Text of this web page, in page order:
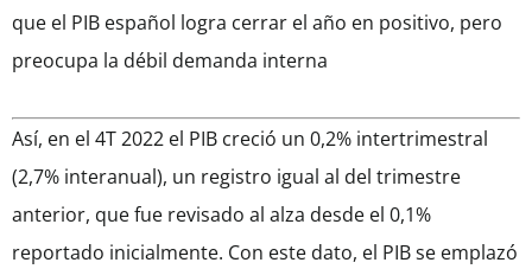
que el PIB español logra cerrar el año en positivo, pero
preocupa la débil demanda interna
Así, en el 4T 2022 el PIB creció un 0,2% intertrimestral
(2,7% interanual), un registro igual al del trimestre
anterior, que fue revisado al alza desde el 0,1%
reportado inicialmente. Con este dato, el PIB se emplazó